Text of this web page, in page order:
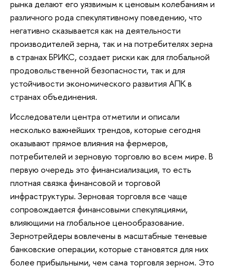
рынка делают его уязвимым к ценовым колебаниям и
различного рода спекулятивному поведению, что
негативно сказывается как на деятельности
производителей зерна, так и на потребителях зерна
в странах БРИКС, создает риски как для глобальной
продовольственной безопасности, так и для
устойчивости экономического развития АПК в
странах объединения.
Исследователи центра отметили и описали
несколько важнейших трендов, которые сегодня
оказывают прямое влияния на фермеров,
потребителей и зерновую торговлю во всем мире. В
первую очередь это финансиализация, то есть
плотная связка финансовой и торговой
инфраструктуры. Зерновая торговля все чаще
сопровождается финансовыми спекуляциями,
влияющими на глобальное ценообразование.
Зернотрейдеры вовлечены в масштабные теневые
банковские операции, которые становятся для них
более прибыльными, чем сама торговля зерном. Это